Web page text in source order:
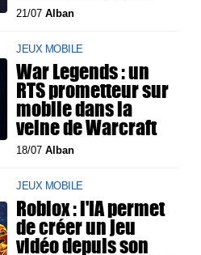
21/07Alban
JEUX MOBILE
War Legends : un
RTS prometteur sur
mobile dans la
veine de Warcraft
18/07Alban
JEUX MOBILE
Roblox : l'IA permet
de créer un jeu
vidéo depuis son